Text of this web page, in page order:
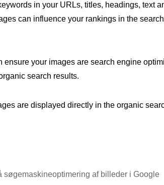
in your URLs, titles, headings, text
can influence your rankings in the
ensure your images are search engine
search results.
are displayed directly in the organic
søgemaskineoptimering af billeder i Google